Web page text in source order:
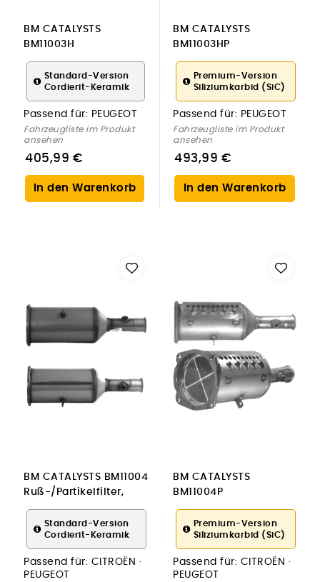
BM CATALYSTS
BM11003H
Ruß-/Partikelfilter,
Abgasanlage für
PEUGEOT
Standard-Version
Cordierit-Keramik
Passend für: PEUGEOT
Fahrzeugliste im Produkt
ansehen
405,99 €
In den Warenkorb
BM CATALYSTS
BM11003HP
Ruß-/Partikelfilter,
Abgasanlage für
PEUGEOT
Premium-Version
Siliziumkarbid (SiC)
Passend für: PEUGEOT
Fahrzeugliste im Produkt
ansehen
493,99 €
In den Warenkorb
BM CATALYSTS BM11004
Ruß-/Partikelfilter,
Abgasanlage
Standard-Version
Cordierit-Keramik
Passend für: CITROËN ·
PEUGEOT
BM CATALYSTS
BM11004P
Ruß-/Partikelfilter,
Abgasanlage
Premium-Version
Siliziumkarbid (SiC)
Passend für: CITROËN ·
PEUGEOT